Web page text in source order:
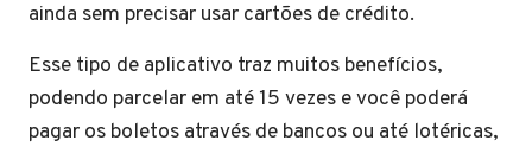
ainda sem precisar usar cartões de crédito.
Esse tipo de aplicativo traz muitos benefícios,
podendo parcelar em até 15 vezes e você poderá
pagar os boletos através de bancos ou até lotéricas,